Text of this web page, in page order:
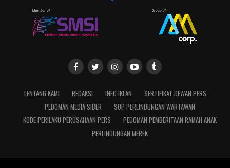
TENTANG KAMI REDAKSI INFO IKLAN
SERTIFIKAT DEWAN PERS
PEDOMAN MEDIA SIBER
SOP PERLINDUNGAN WARTAWAN
KODE PERILAKU PERUSAHAAN PERS
PEDOMAN PEMBERITAAN RAMAH ANAK
PERLINDUNGAN MEREK